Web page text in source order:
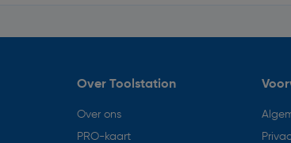
Over Toolstation
Over ons
PRO-kaart